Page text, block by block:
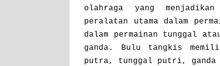
olahraga yang
peralatan utama dalam
dalam permainan tunggal
ganda. Bulu tangkis
putra, tunggal putri, ganda